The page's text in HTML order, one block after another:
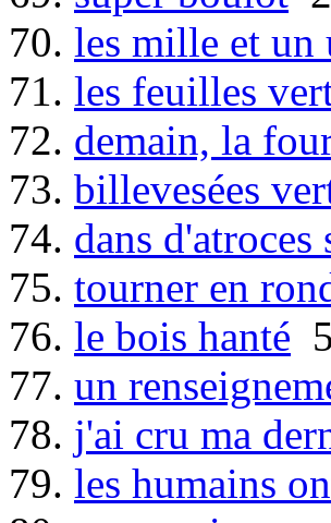
70. les mille et un
71. les feuilles
72. demain, la
73. billevesées
74. dans d'atroces
75. tourner en
76. le bois hanté
77. un
78. j'ai cru ma
79. les humains